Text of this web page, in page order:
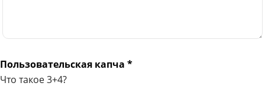
Пользовательская капча *
Что такое 3+4?